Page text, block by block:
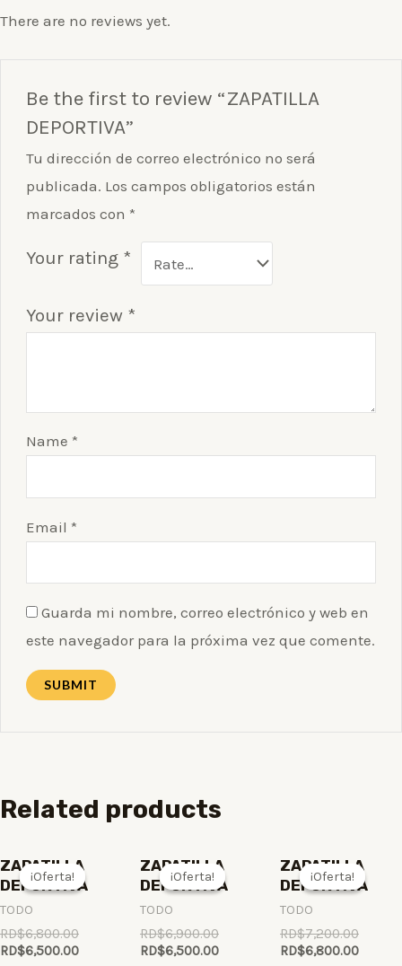
There are no reviews yet.
Be the first to review “ZAPATILLA
DEPORTIVA”
Tu dirección de correo electrónico no será
publicada. Los campos obligatorios están
marcados con *
Your rating *
Your review *
Name *
Email *
Guarda mi nombre, correo electrónico y web en
este navegador para la próxima vez que comente.
Related products
¡Oferta!
¡Oferta!
ZAPATILLA
DEPORTIVA
TODO
RD$6,800.00
RD$6,500.00
¡Oferta!
¡Oferta!
ZAPATILLA
DEPORTIVA
TODO
RD$6,900.00
RD$6,500.00
¡Oferta!
¡Oferta!
ZAPATILLA
DEPORTIVA
TODO
RD$7,200.00
RD$6,800.00